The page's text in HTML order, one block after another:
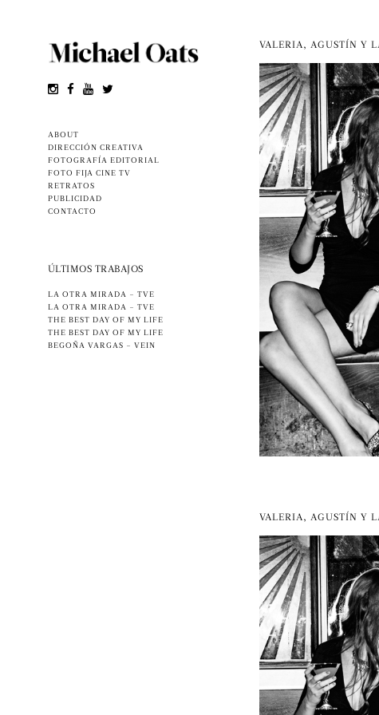
ABOUT
DIRECCIÓN CREATIVA
FOTOGRAFÍA EDITORIAL
FOTO FIJA CINE TV
RETRATOS
PUBLICIDAD
CONTACTO
ÚLTIMOS TRABAJOS
LA OTRA MIRADA – TVE
LA OTRA MIRADA – TVE
THE BEST DAY OF MY LIFE
THE BEST DAY OF MY LIFE
BEGOÑA VARGAS – VEIN
VALERIA, AGUSTÍN Y
VALERIA, AGUSTÍN Y